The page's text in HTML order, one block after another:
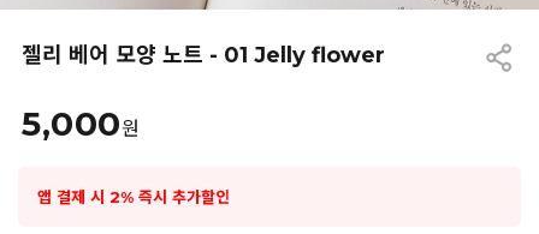
젤리 베어 모양 노트 - 01 Jelly flower
5,000원
앱 결제 시 2% 즉시 추가할인